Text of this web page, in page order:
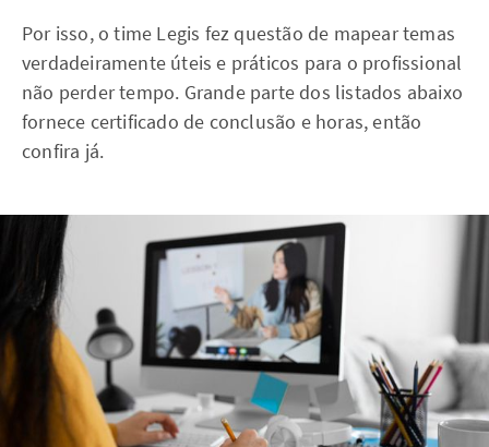
Por isso, o time Legis fez questão de mapear temas
verdadeiramente úteis e práticos para o profissional
não perder tempo. Grande parte dos listados abaixo
fornece certificado de conclusão e horas, então
confira já.